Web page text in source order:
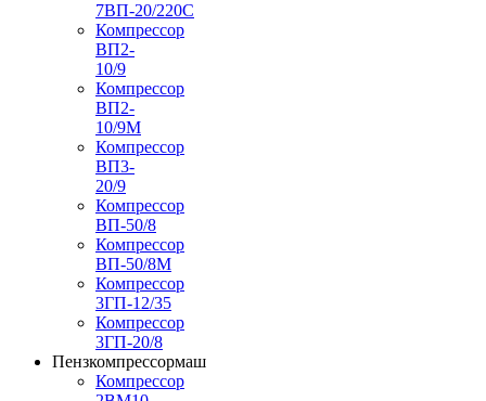
7ВП-20/220С
Компрессор
ВП2-
10/9
Компрессор
ВП2-
10/9М
Компрессор
ВП3-
20/9
Компрессор
ВП-50/8
Компрессор
ВП-50/8М
Компрессор
3ГП-12/35
Компрессор
3ГП-20/8
Пензкомпрессормаш
Компрессор